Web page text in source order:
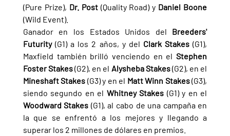
(Pure Prize), Dr. Post (Quality Road) y
(Wild Event).
Ganador en los Estados Unidos del Breeders'
Futurity (G1) a los 2 años, y del Clark Stakes (G1),
Maxfield también brilló venciendo en el Stephen
Foster Stakes (G2), en el Alysheba Stakes
Mineshaft Stakes (G3) y en el Matt Winn Stakes (G3),
siendo segundo en el Whitney Stakes
Woodward Stakes (G1), al cabo de una campaña en
la que se enfrentó a los mejores y llegando a
superar los 2 millones de dólares en premios.